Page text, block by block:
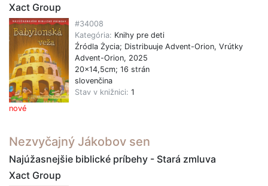
Xact Group
nové
#34008
Kategória: Knihy pre deti
Źródla Życia; Distribuuje Advent-Orion, Vrútky
Advent-Orion, 2025
20x14,5cm; 16 strán
slovenčina
Stav v knižnici: 1
Nezvyčajný Jákobov sen
Najúžasnejšie biblické príbehy - Stará zmluva
Xact Group